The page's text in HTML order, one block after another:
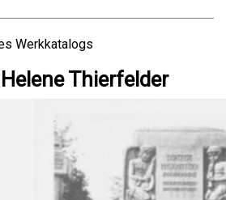
Werkkatalogs
Thierfelder